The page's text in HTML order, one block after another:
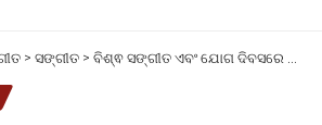
> ସଙ୍ଗୀତ > ବିଶ୍ଵ ସଙ୍ଗୀତ ଏବଂ ଯୋଗ ଦିବସରେ ଉତ୍ସବ ମୁଖୁର ଭୁବନେଶ୍ଵର